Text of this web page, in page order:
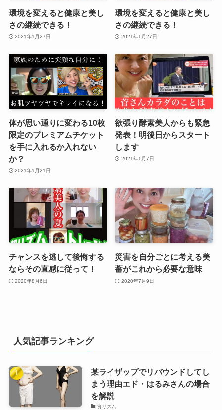
環境を変えると健康と美し
さの継続できる！
2021年1月27日
環境を変えると健康と美し
さの継続できる！
2021年1月27日
体が思い通りに変わる10枚
限定のプレミアムチケット
を手に入れるか入れない
か？
2021年1月21日
欲張り酵素美人からも緊急
発表！明後日からスタート
します
2021年1月7日
チャンスを逃して後悔する
ならその直感に従って！
2020年8月6日
災害を自分ごとに考える美
蓄がこれから必要な意味
2020年7月9日
人気記事ランキング
某ライザップでリバウンドしてし
まう理由エド・はるみさんの場合
を解説
食リズム